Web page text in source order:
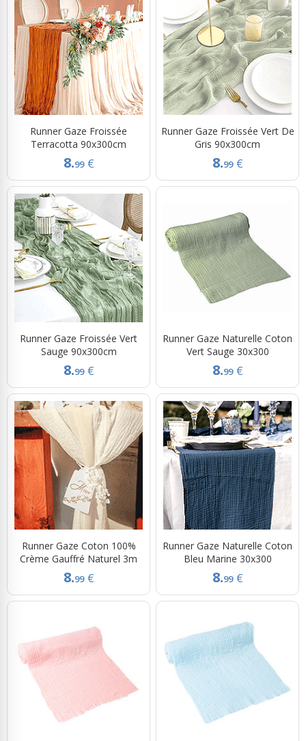
Runner Gaze Froissée
Terracotta 90x300cm
8.99 €
Runner Gaze Froissée Vert De
Gris 90x300cm
8.99 €
Runner Gaze Froissée Vert
Sauge 90x300cm
8.99 €
Runner Gaze Naturelle Coton
Vert Sauge 30x300
8.99 €
Runner Gaze Coton 100%
Crème Gauffré Naturel 3m
8.99 €
Runner Gaze Naturelle Coton
Bleu Marine 30x300
8.99 €